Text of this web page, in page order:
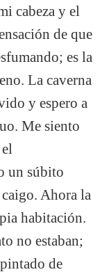
cabeza y el
de que
es la
La caverna
y espero a
Me siento
un súbito
Ahora la
habitación.
no estaban;
de